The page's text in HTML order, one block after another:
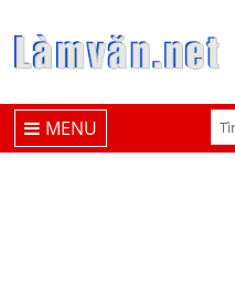
MENU